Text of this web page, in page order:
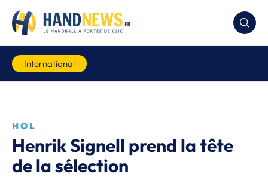
International
HOL
Henrik Signell prend la tête
de la sélection